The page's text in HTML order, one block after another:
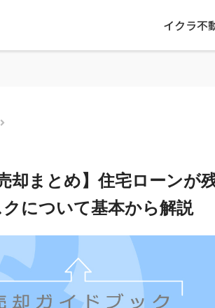
イクラ不
却まとめ】住宅ローンが
について基本から解説